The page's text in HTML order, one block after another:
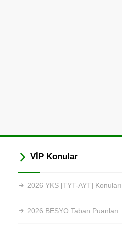
VİP Konular
2026 YKS [TYT-AYT] Konuları
2026 BESYO Taban Puanları